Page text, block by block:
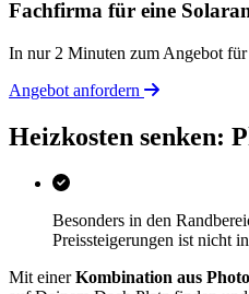
Fachfirma für eine
In nur 2 Minuten zum Angebot für
Angebot anfordern
Heizkosten senken:
Besonders in den
Preissteigerungen ist nicht
Mit einerKombination aus